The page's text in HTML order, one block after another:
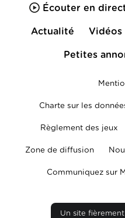
Écouter en
Actualité Vidéos
Petites
Charte sur les
Règlement des jeux
Zone de diffusion
Communiquez sur
Un site